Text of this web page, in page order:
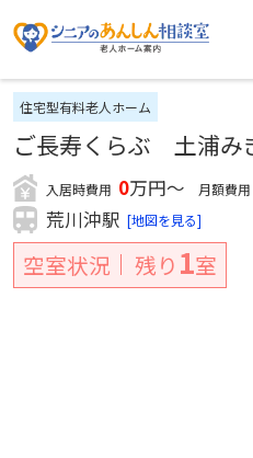
住宅型有料老人ホーム
ご長寿くらぶ 土浦み
入居時費用 0万円～ 月額費用
荒川沖駅 [地図を見る]
空室状況 残り 1室